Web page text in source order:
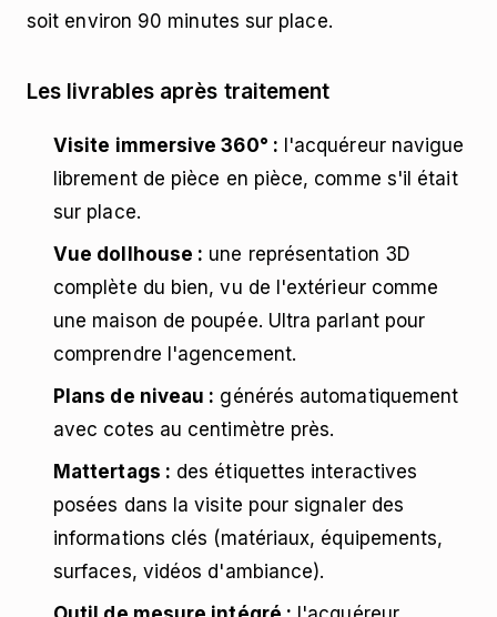
soit environ 90 minutes sur place.
Les livrables après traitement
Visite immersive 360° : l'acquéreur navigue
librement de pièce en pièce, comme s'il était
sur place.
Vue dollhouse : une représentation 3D
complète du bien, vu de l'extérieur comme
une maison de poupée. Ultra parlant pour
comprendre l'agencement.
Plans de niveau : générés automatiquement
avec cotes au centimètre près.
Mattertags : des étiquettes interactives
posées dans la visite pour signaler des
informations clés (matériaux, équipements,
surfaces, vidéos d'ambiance).